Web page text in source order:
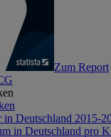
Zum Report
in Deutschland 2015-
in Deutschland pro